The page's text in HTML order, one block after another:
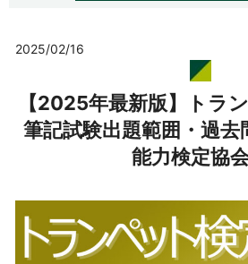
2025/02/16
【2025年最新版】トラ
筆記試験出題範囲・過去
能力検定協会